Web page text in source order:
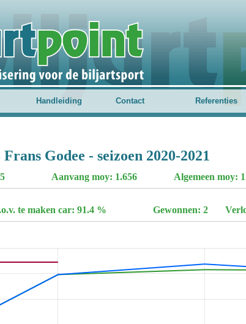
Handleiding Contact Referenties
Godee - seizoen 2020-2021
Aanvang moy: 1.656 Algemeen moy:
te maken car: 91.4 % Gewonnen: 2